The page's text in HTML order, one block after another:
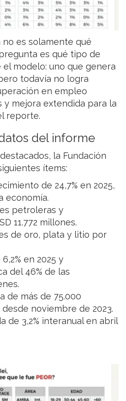
es solamente qué
es qué tipo de
modelo: uno que genera
todavía no logra
en empleo
y mejora extendida para la
reporte.
del informe
la Fundación
ítems:
de 24,7% en 2025,
economía.
petroleras y
11.772 millones.
de oro, plata y litio por
en 2025 y
del 46% de las
de más de 75.000
noviembre de 2023.
de 3,2% interanual en abril